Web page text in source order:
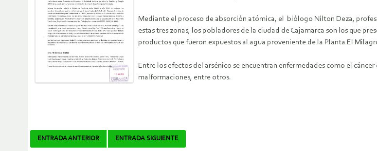
Mediante el proceso de absorción atómica, el biólogo Nilton Deza,
estas tres zonas, los pobladores de la ciudad de Cajamarca son los que
productos que fueron expuestos al agua proveniente de la Planta El
Entre los efectos del arsénico se encuentran enfermedades como el
malformaciones, entre otros.
Navegador
ENTRADA ANTERIOR ENTRADA SIGUIENTE